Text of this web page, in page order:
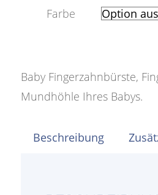
Farbe
Baby Fingerzahnbürste,
Mundhöhle Ihres Babys.
Beschreibung